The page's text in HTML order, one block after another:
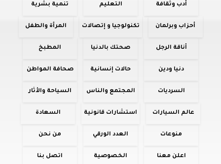
أدب وثقافة التعليم تنمية بشرية
أحزاب وبرلمان تكنولوجيا و إتصالات المرأة والطفل
أناقة الرجل صحتك بالدنيا المطبخ
دنيا ودين حالات إنسانية صحافة المواطن
السرديات المجتمع والناس السياحة والأثار
عالم السيارات استشارات قانونية السعادة
منوعات العدد الورقي من نحن
اعلن معنا الخصوصية اتصل بنا